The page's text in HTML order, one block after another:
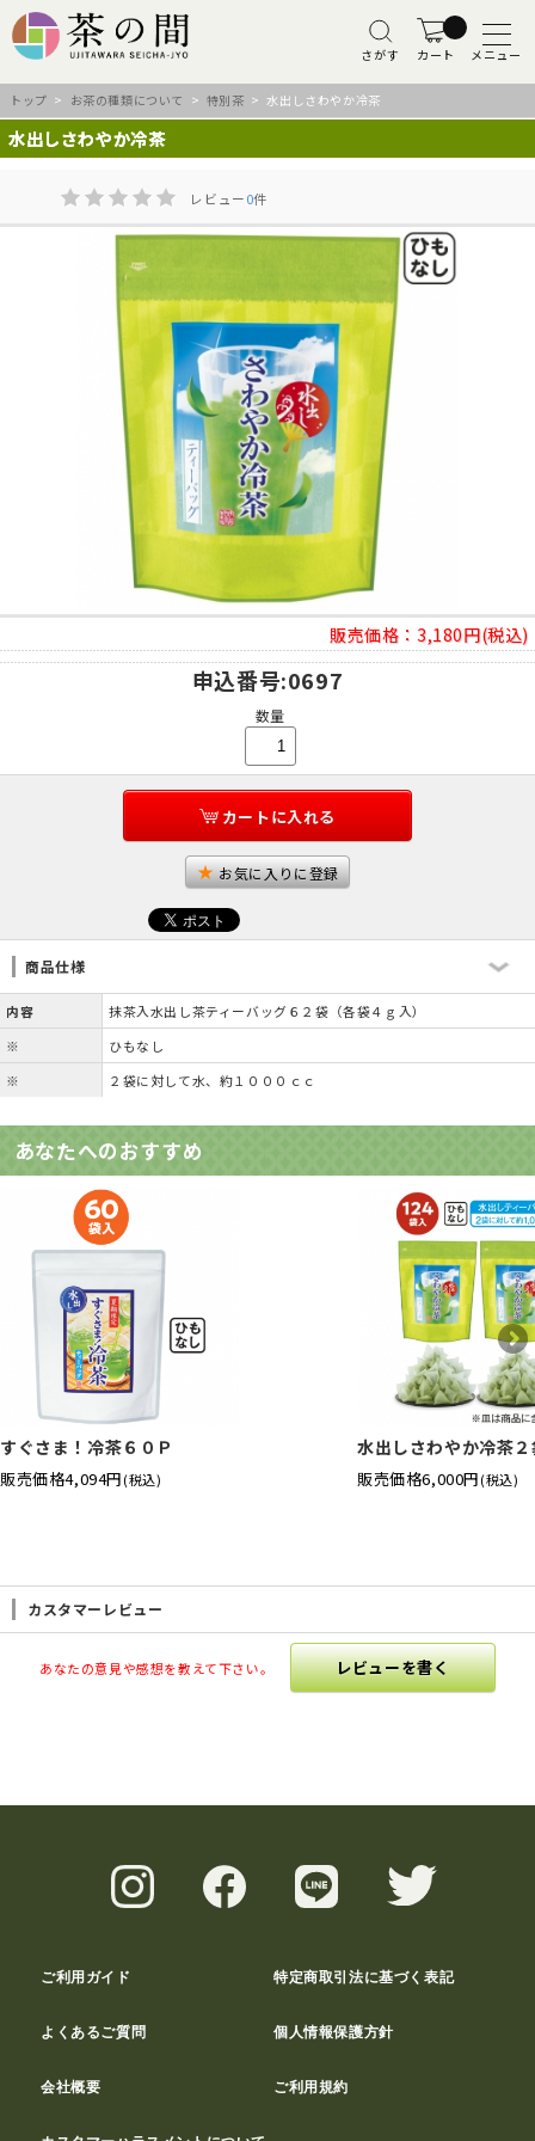
さがす カート メニュー
トップ > お茶の種類について > 特別茶 > 水出しさわやか冷茶
水出しさわやか冷茶
レビュー0件
販売価格： 3,180円(税込)
申込番号:0697
数量
カートに入れる
お気に入りに登録
商品仕様
内容
抹茶入水出し茶ティーバッグ６２袋（各袋４ｇ入）
※
ひもなし
※
２袋に対して水、約１０００ｃｃ
あなたへのおすすめ
すぐさま！冷茶６０Ｐ
販売価格4,094円(税込)
水出しさわやか冷茶
販売価格6,000円(税込)
カスタマーレビュー
あなたの意見や感想を教えて下さい。 レビューを書く
ご利用ガイド 特定商取引法に基づく表記
よくあるご質問 個人情報保護方針
会社概要 ご利用規約